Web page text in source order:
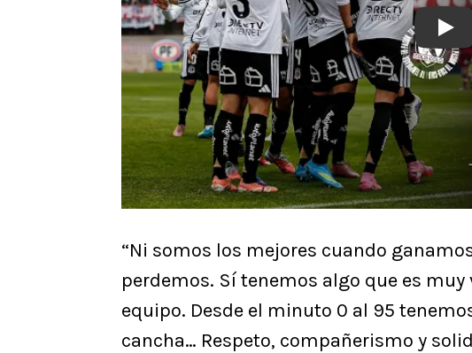
“Ni somos los mejores cuando
perdemos. Sí tenemos algo que es
equipo. Desde el minuto 0 al 95
cancha… Respeto, compañerismo y